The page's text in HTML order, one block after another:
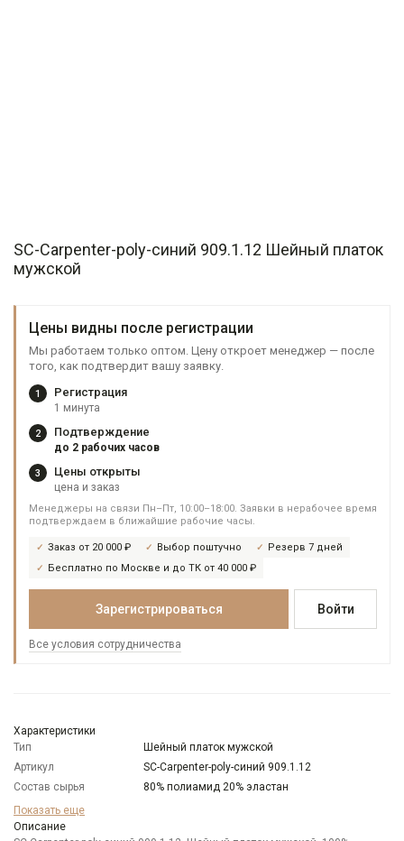
SC-Carpenter-poly-синий 909.1.12 Шейный платок
мужской
Цены видны после регистрации
Мы работаем только оптом. Цену откроет менеджер — после
того, как подтвердит вашу заявку.
1 Регистрация
1 минута
2 Подтверждение
до 2 рабочих часов
3 Цены открыты
цена и заказ
Менеджеры на связи Пн–Пт, 10:00–18:00. Заявки в нерабочее время
подтверждаем в ближайшие рабочие часы.
Заказ от 20 000 ₽ Выбор поштучно
Резерв 7 дней
Бесплатно по Москве и до ТК от 40 000 ₽
Зарегистрироваться Войти
Все условия сотрудничества
Характеристики
Тип
Шейный платок мужской
Артикул
SC-Carpenter-poly-синий 909.1.12
Состав сырья
80% полиамид 20% эластан
Бренд
Цвет
Показать еще
Описание